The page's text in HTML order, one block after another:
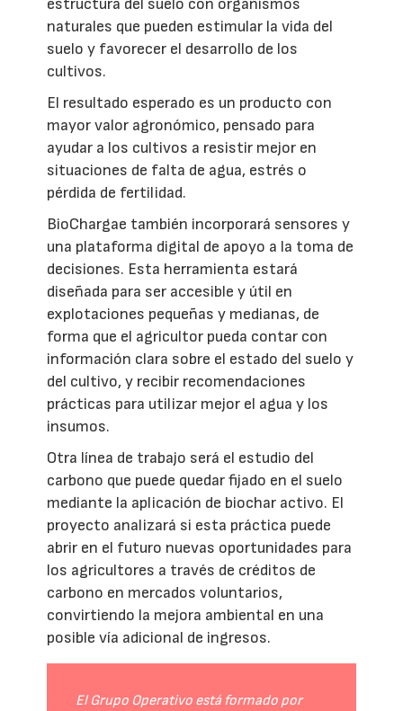
estructura del suelo con organismos
naturales que pueden estimular la vida del
suelo y favorecer el desarrollo de los
cultivos.
El resultado esperado es un producto con
mayor valor agronómico, pensado para
ayudar a los cultivos a resistir mejor en
situaciones de falta de agua, estrés o
pérdida de fertilidad.
BioChargae también incorporará sensores y
una plataforma digital de apoyo a la toma de
decisiones. Esta herramienta estará
diseñada para ser accesible y útil en
explotaciones pequeñas y medianas, de
forma que el agricultor pueda contar con
información clara sobre el estado del suelo y
del cultivo, y recibir recomendaciones
prácticas para utilizar mejor el agua y los
insumos.
Otra línea de trabajo será el estudio del
carbono que puede quedar fijado en el suelo
mediante la aplicación de biochar activo. El
proyecto analizará si esta práctica puede
abrir en el futuro nuevas oportunidades para
los agricultores a través de créditos de
carbono en mercados voluntarios,
convirtiendo la mejora ambiental en una
posible vía adicional de ingresos.
El Grupo Operativo está formado por